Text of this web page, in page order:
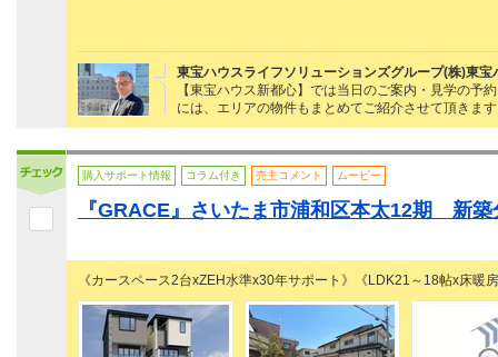
東宝ハウスライフソリューションズグループ(株)東宝
【東宝ハウス新都心】では当日のご案内・見学の
には、エリアの物件もまとめてご紹介させて頂きま
購入サポート情報 コラム付き 売主コメント ムービー
『GRACE』さいたま市浦和区本太12期 新
《カースペース2台xZEH水準x30年サポート》《LDK21～18帖x床暖